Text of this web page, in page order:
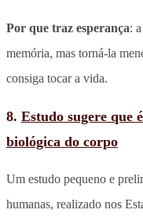
Por que traz esperança:
memória, mas torná-la
consiga tocar a vida.
8. Estudo sugere que
biológica do corpo
Um estudo pequeno e
humanas, realizado nos